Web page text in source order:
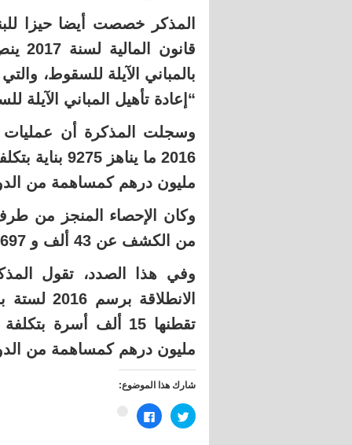
المذكر خصصت أيضا حيزا
“إعادة تأهيل المباني الآيلة
مليون درهم كمساهمة من
من الكشف عن 43 ألف و 697 بناية آيلة للسقوط.
وفي هذا الصدد، تقول
مليون درهم كمساهمة من
شارك هذا الموضوع:
اضغط
للمشاركة
انقر
للمشاركة